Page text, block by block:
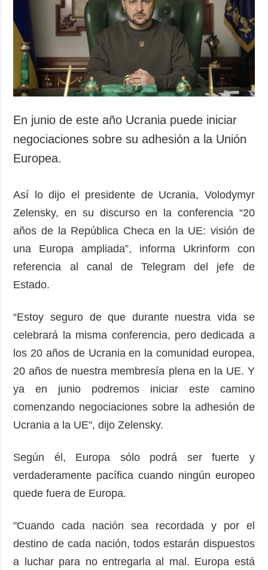
Sociedad y
Cultura
Deportes
Crimen
Desastres y
emergencias
datos personales
ADICIONAL
Podcasts
Fotos
Video
Releases
SERVICIOS
Suscripción
En junio de este año Ucrania puede iniciar
negociaciones sobre su adhesión a la Unión
Europea.
Así lo dijo el presidente de Ucrania, Volodymyr
Zelensky, en su discurso en la conferencia “20
años de la República Checa en la UE: visión de
una Europa ampliada”, informa Ukrinform con
referencia al canal de Telegram del jefe de
Estado.
“Estoy seguro de que durante nuestra vida se
celebrará la misma conferencia, pero dedicada a
los 20 años de Ucrania en la comunidad europea,
20 años de nuestra membresía plena en la UE. Y
ya en junio podremos iniciar este camino
comenzando negociaciones sobre la adhesión de
Ucrania a la UE", dijo Zelensky.
Según él, Europa sólo podrá ser fuerte y
verdaderamente pacífica cuando ningún europeo
quede fuera de Europa.
"Cuando cada nación sea recordada y por el
destino de cada nación, todos estarán dispuestos
a luchar para no entregarla al mal. Europa está